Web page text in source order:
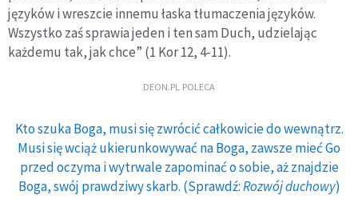
języków i wreszcie innemu łaska tłumaczenia języków.
Wszystko zaś sprawia jeden i ten sam Duch, udzielając
każdemu tak, jak chce” (1 Kor 12, 4-11).
DEON.PL POLECA
Kto szuka Boga, musi się zwrócić całkowicie do wewnątrz.
Musi się wciąż ukierunkowywać na Boga, zawsze mieć Go
przed oczyma i wytrwale zapominać o sobie, aż znajdzie
Boga, swój prawdziwy skarb. (Sprawdź:Rozwój duchowy)